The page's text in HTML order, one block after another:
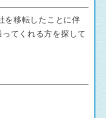
を移転したことに伴
てくれる方を探して